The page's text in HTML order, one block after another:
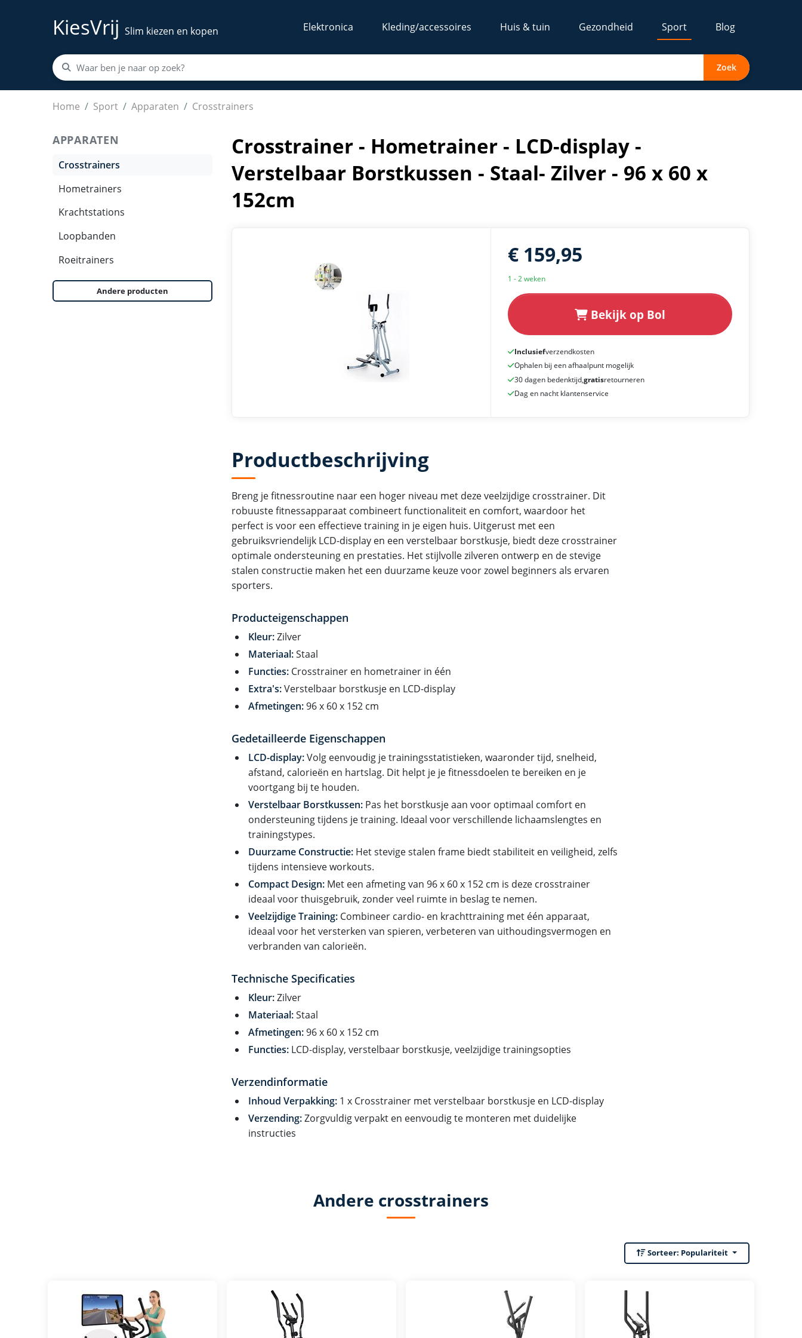
KiesVrij Slim kiezen en kopen Elektronica Kleding/accessoires Huis & tuin Gezondheid Sport Blog
Zoek
Home Sport Apparaten Crosstrainers
Crosstrainer - Hometrainer - LCD-display - Verstelbaar Borstkussen - Staal- Zilver - 96 x 60 x 152cm
APPARATEN
Crosstrainers
Hometrainers
Krachtstations
Loopbanden
Roeitrainers
Andere producten
Crosstrainer - Hometrainer - LCD-display -
Verstelbaar Borstkussen - Staal- Zilver - 96 x 60 x
152cm
€ 159,95
1 - 2 weken
Bekijk op Bol
Inclusiefverzendkosten
Ophalen bij een afhaalpunt mogelijk
30 dagen bedenktijd,gratisretourneren
Dag en nacht klantenservice
Productbeschrijving
Breng je fitnessroutine naar een hoger niveau met deze veelzijdige crosstrainer. Dit
robuuste fitnessapparaat combineert functionaliteit en comfort, waardoor het
perfect is voor een effectieve training in je eigen huis. Uitgerust met een
gebruiksvriendelijk LCD-display en een verstelbaar borstkusje, biedt deze crosstrainer
optimale ondersteuning en prestaties. Het stijlvolle zilveren ontwerp en de stevige
stalen constructie maken het een duurzame keuze voor zowel beginners als ervaren
sporters.
Producteigenschappen
Kleur:Zilver
Materiaal:Staal
Functies: Crosstrainer en hometrainer in één
Extra's:Verstelbaar borstkusje en LCD-display
Afmetingen:96 x 60 x 152 cm
Gedetailleerde Eigenschappen
LCD-display:Volg eenvoudig je trainingsstatistieken, waaronder tijd, snelheid,
afstand, calorieën en hartslag. Dit helpt je je fitnessdoelen te bereiken en je
voortgang bij te houden.
Verstelbaar Borstkussen: Pas het borstkusje aan voor optimaal comfort en
ondersteuning tijdens je training. Ideaal voor verschillende lichaamslengtes en
trainingstypes.
Duurzame Constructie: Het stevige stalen frame biedt stabiliteit en veiligheid, zelfs
tijdens intensieve workouts.
Compact Design: Met een afmeting van 96 x 60 x 152 cm is deze crosstrainer
ideaal voor thuisgebruik, zonder veel ruimte in beslag te nemen.
Veelzijdige Training: Combineer cardio- en krachttraining met één apparaat,
ideaal voor het versterken van spieren, verbeteren van uithoudingsvermogen en
verbranden van calorieën.
Technische Specificaties
Kleur:Zilver
Materiaal:Staal
Afmetingen:96 x 60 x 152 cm
Functies: LCD-display, verstelbaar borstkusje, veelzijdige trainingsopties
Verzendinformatie
Inhoud Verpakking: 1 x Crosstrainer met verstelbaar borstkusje en LCD-display
Verzending:Zorgvuldig verpakt en eenvoudig te monteren met duidelijke
instructies
Andere crosstrainers
Sorteer: Populariteit